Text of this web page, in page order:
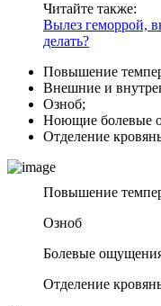
Читайте также:
Вылез геморрой,
делать?
Повышение
Внешние и
Озноб;
Ноющие болевые
Отделение
Повышение
Озноб
Болевые
Отделение